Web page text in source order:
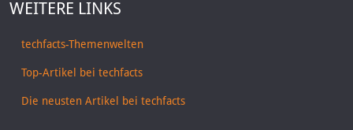
WEITERE LINKS
techfacts-Themenwelten
Top-Artikel bei techfacts
Die neusten Artikel bei techfacts